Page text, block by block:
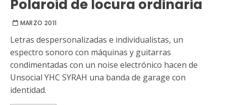
Polaroid de locura ordinaria
MARZO 2011
Letras despersonalizadas e individualistas, un
espectro sonoro con máquinas y guitarras
condimentadas con un noise electrónico hacen de
Unsocial YHC SYRAH una banda de garage con
identidad.